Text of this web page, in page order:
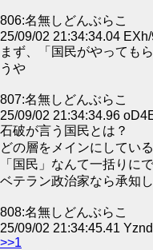
806:名無しどんぶらこ
25/09/02 21:34:34.04
まず、「国民がやっても
うや
807:名無しどんぶらこ
25/09/02 21:34:34.96
石破が言う国民とは？
どの層をメインにしてい
「国民」なんて一括りに
ベテラン政治家なら承知
808:名無しどんぶらこ
25/09/02 21:34:45.41
>>1